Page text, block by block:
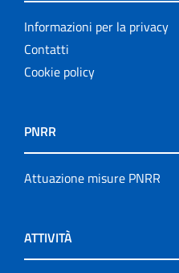
Informazioni per la privacy
Contatti
Cookie policy
PNRR
Attuazione misure PNRR
ATTIVITÀ